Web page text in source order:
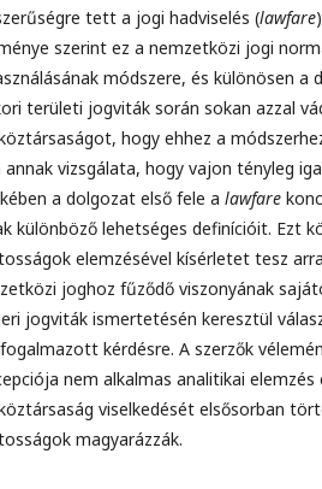
tett a jogi hadviselés (lawfare
szerint ez a nemzetközi jogi
módszere, és különösen a
területi jogviták során sokan azzal
hogy ehhez a
annak vizsgálata, hogy vajon tényleg
a dolgozat első fele a lawfare
különböző lehetséges definícióit. Ezt
elemzésével kísérletet tesz
joghoz fűződő viszonyának
jogviták ismertetésén keresztül
kérdésre. A szerzők
nem alkalmas analitikai elemzés
viselkedését elsősorban
magyarázzák.